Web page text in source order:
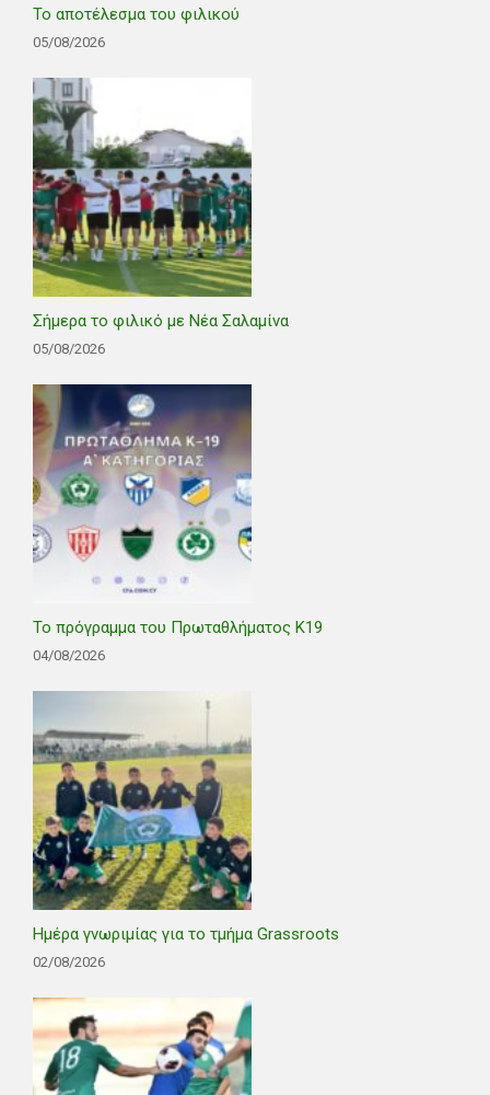
Το αποτέλεσμα του φιλικού
05/08/2026
Σήμερα το φιλικό με Νέα Σαλαμίνα
05/08/2026
Το πρόγραμμα του Πρωταθλήματος Κ19
04/08/2026
Ημέρα γνωριμίας για το τμήμα Grassroots
02/08/2026